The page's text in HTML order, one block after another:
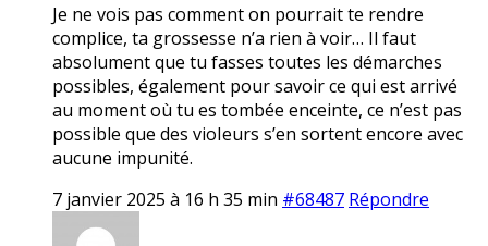
Je ne vois pas comment on pourrait te rendre
complice, ta grossesse n’a rien à voir… Il faut
absolument que tu fasses toutes les démarches
possibles, également pour savoir ce qui est arrivé
au moment où tu es tombée enceinte, ce n’est pas
possible que des vioIeurs s’en sortent encore avec
aucune impunité.
7 janvier 2025 à 16 h 35 min #68487 Répondre